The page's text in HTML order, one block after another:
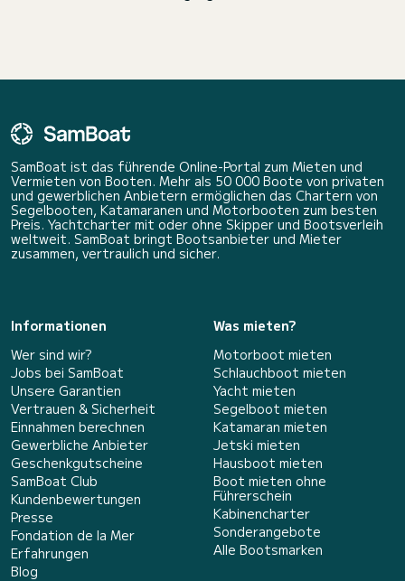
SamBoat ist das führende Online-Portal zum Mieten und
Vermieten von Booten. Mehr als 50 000 Boote von privaten
und gewerblichen Anbietern ermöglichen das Chartern von
Segelbooten, Katamaranen und Motorbooten zum besten
Preis. Yachtcharter mit oder ohne Skipper und Bootsverleih
weltweit. SamBoat bringt Bootsanbieter und Mieter
zusammen, vertraulich und sicher.
Informationen
Wer sind wir?
Jobs bei SamBoat
Unsere Garantien
Vertrauen & Sicherheit
Einnahmen berechnen
Gewerbliche Anbieter
Geschenkgutscheine
SamBoat Club
Kundenbewertungen
Presse
Fondation de la Mer
Erfahrungen
Blog
Was mieten?
Motorboot mieten
Schlauchboot mieten
Yacht mieten
Segelboot mieten
Katamaran mieten
Jetski mieten
Hausboot mieten
Boot mieten ohne
Führerschein
Kabinencharter
Sonderangebote
Alle Bootsmarken